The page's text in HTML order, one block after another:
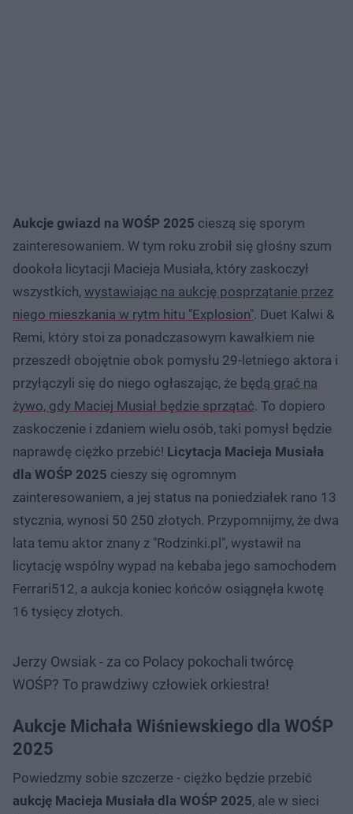
Aukcje gwiazd na WOŚP 2025 cieszą się sporym
zainteresowaniem. W tym roku zrobił się głośny szum
dookoła licytacji Macieja Musiała, który zaskoczył
wszystkich, wystawiając na aukcję posprzątanie przez
niego mieszkania w rytm hitu "Explosion". Duet Kalwi &
Remi, który stoi za ponadczasowym kawałkiem nie
przeszedł obojętnie obok pomysłu 29-letniego aktora i
przyłączyli się do niego ogłaszając, że będą grać na
żywo, gdy Maciej Musiał będzie sprzątać. To dopiero
zaskoczenie i zdaniem wielu osób, taki pomysł będzie
naprawdę ciężko przebić! Licytacja Macieja Musiała
dla WOŚP 2025 cieszy się ogromnym
zainteresowaniem, a jej status na poniedziałek rano 13
stycznia, wynosi 50 250 złotych. Przypomnijmy, że dwa
lata temu aktor znany z "Rodzinki.pl", wystawił na
licytację wspólny wypad na kebaba jego samochodem
Ferrari512, a aukcja koniec końców osiągnęła kwotę
16 tysięcy złotych.
Jerzy Owsiak - za co Polacy pokochali twórcę
WOŚP? To prawdziwy człowiek orkiestra!
Aukcje Michała Wiśniewskiego dla WOŚP
2025
Powiedzmy sobie szczerze - ciężko będzie przebić
aukcję Macieja Musiała dla WOŚP 2025, ale w sieci